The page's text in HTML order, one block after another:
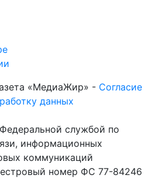
«МедиаЖир» - Согласие
данных
службой по
информационных
коммуникаций
номер ФС 77-84246